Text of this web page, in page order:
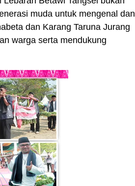
muda untuk mengenal dan
dan Karang Taruna Jurang
warga serta mendukung